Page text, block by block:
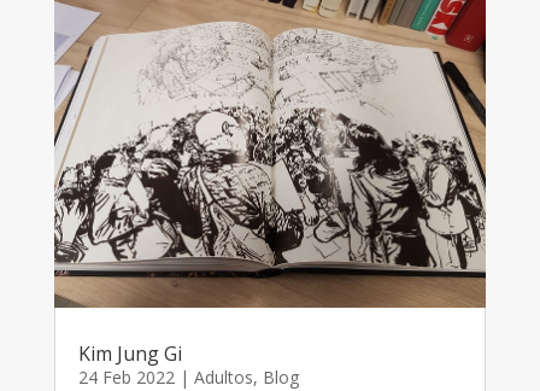
Kim Jung Gi
24 Feb 2022| Adultos, Blog